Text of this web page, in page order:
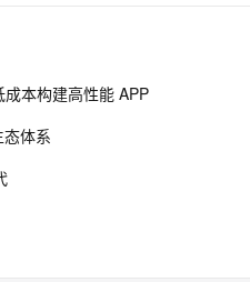
本构建高性能 APP
体系